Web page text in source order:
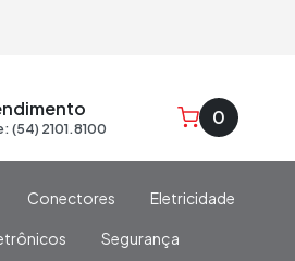
Conectores Eletricidade